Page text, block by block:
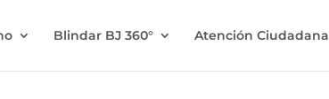
Blindar BJ 360° Atención Ciudadana